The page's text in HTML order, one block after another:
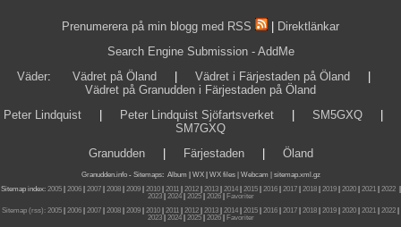
Prenumerera på min blogg med RSS
Direktlänkar
Search Engine Submission - AddMe
Väder: Vädret på Öland Vädret i Färjestaden på Öland
Vädret på Granudden i Färjestaden på Öland
Peter Lindquist
Peter Lindquist Sjöfartsverket SM5GXQ
SM7GXQ
Granudden| Färjestaden| Öland
Granudden.info- Sitemaps: Album WX WX files | Webcam |
sitemap.xml.gz
Sitemap index: 2005| 2006| 2007| 2008| 2009| 2010| 2011| 2012| 2013| 2014| 2015| 2016| 2017| 2018| 2019| 2020| 2021| 2022|
2023| 2024| 2025| 2026|
Favoriter
Sitemap (rss): 2005 2006 2007 2008 2009 2010 2011 2012 2013 2014 2015 2016 2017 2018 2019 2020 2021 2022
2023| 2024| 2025| 2026|
Favoriter